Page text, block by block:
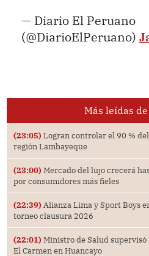
— Diario El Peruano
(@DiarioElPeruano)
Más leídas
(23:05) Logran controlar el 90 %
región Lambayeque
(23:00) Mercado del lujo crecerá
por consumidores más fieles
(22:39) Alianza Lima y Sport Boys
torneo clausura 2026
(22:01) Ministro de Salud supervisó
El Carmen en Huancayo